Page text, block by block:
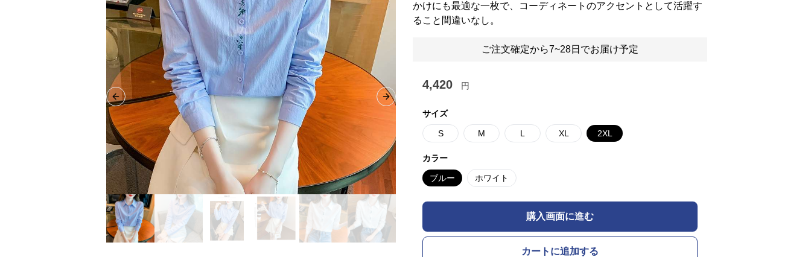
Previous slide Next slide
かけにも最適な一枚で、コーディネートのアクセントとして活躍す
ること間違いなし。
ご注文確定から7~28日でお届け予定
4,420 円
サイズ
S M L XL 2XL
カラー
ブルー ホワイト
購入画面に進む
カートに追加する